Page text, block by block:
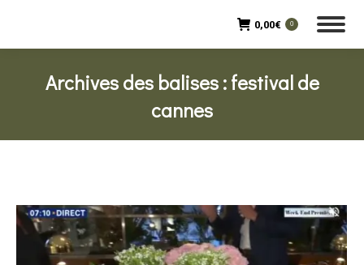
0,00€ 0
Archives des balises :festival de
cannes